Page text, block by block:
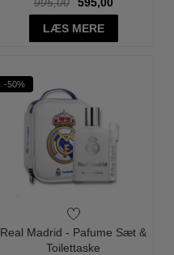
LÆS MERE
-50%
Real Madrid - Pafume Sæt &
Toilettaske